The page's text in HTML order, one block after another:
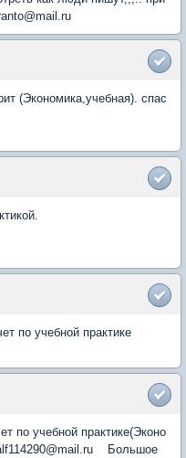
(Экономика,учебная). спас
по учебной практике
по учебной практике(Эконо
alf114290@mail.ru Большое